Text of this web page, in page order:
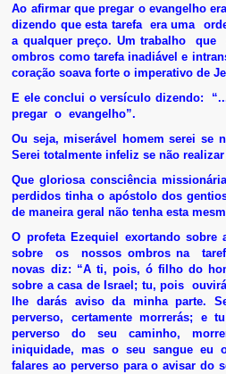
Ao afirmar que pregar o evangelho
dizendo que esta tarefa era uma
a qualquer preço. Um trabalho que
ombros como tarefa inadiável e
coração soava forte o imperativo de
E ele conclui o versículo dizendo:
pregar o evangelho”.
Ou seja, miserável homem serei se
Serei totalmente infeliz se não
Que gloriosa consciência
perdidos tinha o apóstolo dos
de maneira geral não tenha esta
O profeta Ezequiel exortando sobre
sobre os nossos ombros na
novas diz: “A ti, pois, ó filho do
sobre a casa de Israel; tu, pois
lhe darás aviso da minha parte.
perverso, certamente morrerás; e
perverso do seu caminho,
iniquidade, mas o seu sangue eu
falares ao perverso para o avisar do